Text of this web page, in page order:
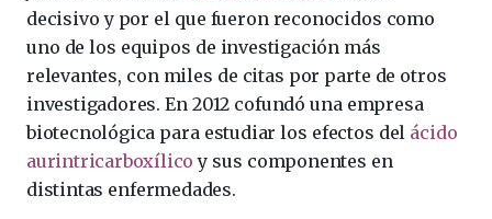
decisivo y por el que fueron reconocidos como
uno de los equipos de investigación más
relevantes, con miles de citas por parte de otros
investigadores. En 2012 cofundó una empresa
biotecnológica para estudiar los efectos del ácido
aurintricarboxílico y sus componentes en
distintas enfermedades.